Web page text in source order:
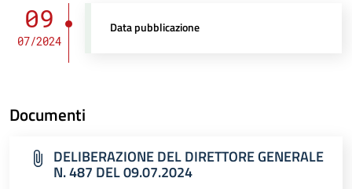
09
07/2024
Data pubblicazione
Documenti
DELIBERAZIONE DEL DIRETTORE GENERALE
N. 487 DEL 09.07.2024